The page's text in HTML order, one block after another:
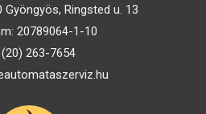
Gyöngyös, Ringsted u. 13
20789064-1-10
263-7654